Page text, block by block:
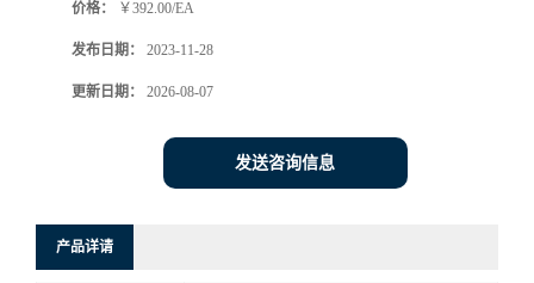
价格： ￥392.00/EA
发布日期： 2023-11-28
更新日期： 2026-08-07
发送咨询信息
产品详请